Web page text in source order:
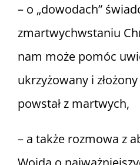
– o „dowodach”
zmartwychwstaniu
nam może pomóc
ukrzyżowany i
powstał z martwych,
– a także rozmowa z